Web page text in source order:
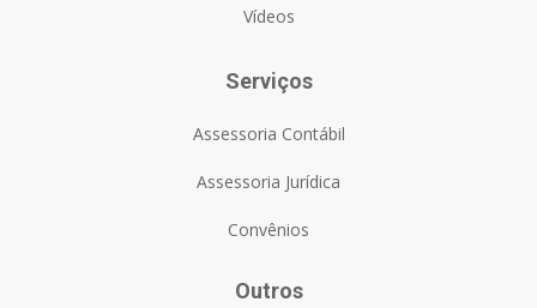
Vídeos
Serviços
Assessoria Contábil
Assessoria Jurídica
Convênios
Outros